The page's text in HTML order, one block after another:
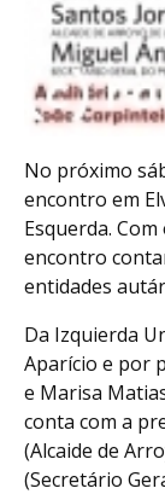
No próximo
encontro em
Esquerda.
encontro
entidades
Da Izquierda
Aparício e por
e Marisa
conta com a
(Alcaide de
(Secretário